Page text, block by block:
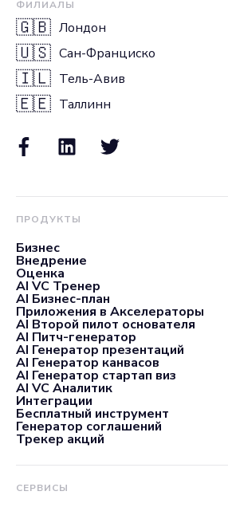
ФИЛИАЛЫ
🇬🇧 Лондон
🇺🇸 Сан-Франциско
🇮🇱 Тель-Авив
🇪🇪 Таллинн
ПРОДУКТЫ
Бизнес
Внедрение
Оценка
AI VC Тренер
AI Бизнес-план
Приложения в Акселераторы
AI Второй пилот основателя
AI Питч-генератор
AI Генератор презентаций
AI Генератор канвасов
AI Генератор стартап виз
AI VC Аналитик
Интеграции
Бесплатный инструмент
Генератор соглашений
Трекер акций
СЕРВИСЫ